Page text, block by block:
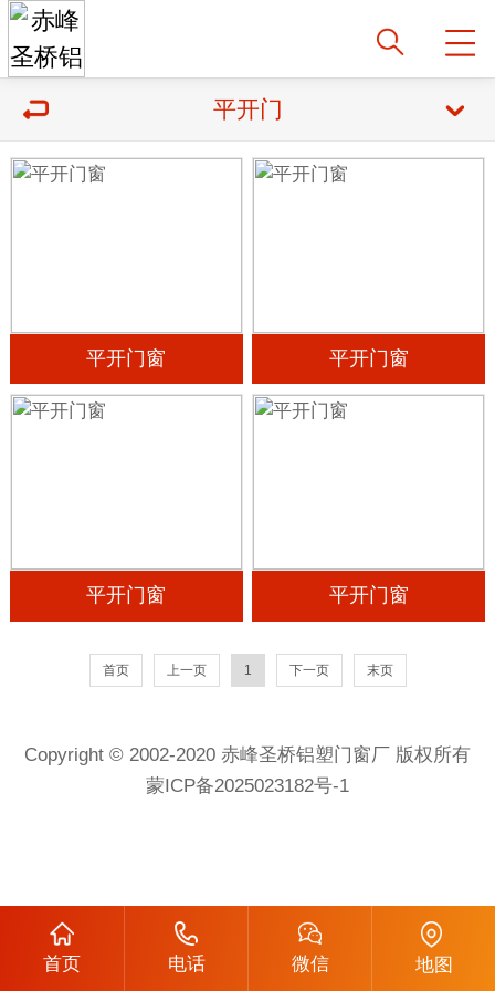
平开门
平开门窗 平开门窗
平开门窗 平开门窗
首页 上一页 1 下一页 末页
Copyright © 2002-2020 赤峰圣桥铝塑门窗厂 版权所有
蒙ICP备2025023182号-1
首页 电话 微信 地图